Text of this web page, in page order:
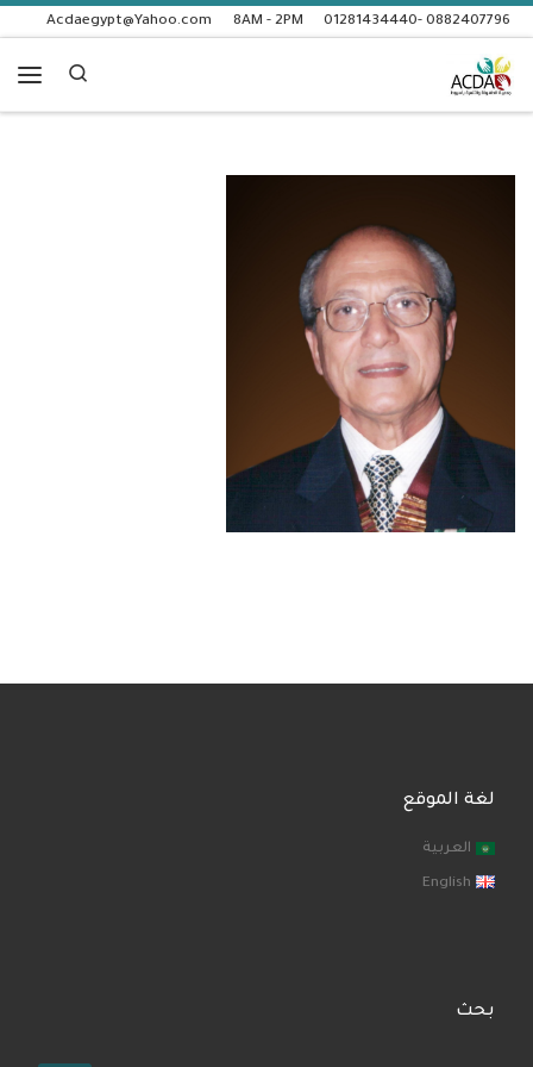
Skip to content
0882407796 -01281434440
8AM - 2PM
Acdaegypt@Yahoo.com
Search
لغة الموقع
العربية
English
بحث